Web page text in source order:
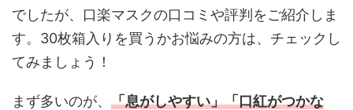
でしたが、口楽マスクの口コミや評判をご紹介しま
す。30枚箱入りを買うかお悩みの方は、チェックし
てみましょう！
まず多いのが、 「息がしやすい」「口紅がつかな